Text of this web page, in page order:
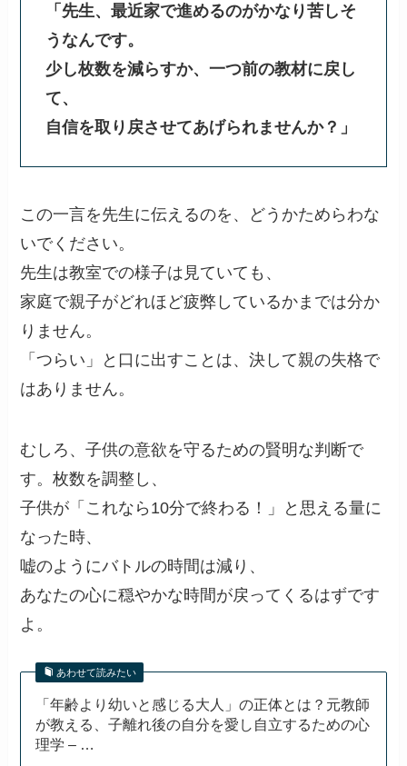
「先生、最近家で進めるのがかなり苦しそ
うなんです。
少し枚数を減らすか、一つ前の教材に戻し
て、
自信を取り戻させてあげられませんか？」
この一言を先生に伝えるのを、どうかためらわな
いでください。
先生は教室での様子は見ていても、
家庭で親子がどれほど疲弊しているかまでは分か
りません。
「つらい」と口に出すことは、決して親の失格で
はありません。
むしろ、子供の意欲を守るための賢明な判断で
す。枚数を調整し、
子供が「これなら10分で終わる！」と思える量に
なった時、
嘘のようにバトルの時間は減り、
あなたの心に穏やかな時間が戻ってくるはずです
よ。
あわせて読みたい
「年齢より幼いと感じる大人」の正体とは？元教師
が教える、子離れ後の自分を愛し自立するための心
理学 – …